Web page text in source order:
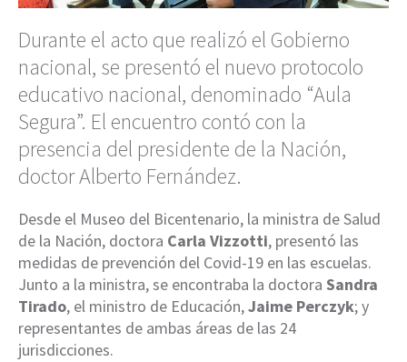
Durante el acto que realizó el Gobierno
nacional, se presentó el nuevo protocolo
educativo nacional, denominado “Aula
Segura”. El encuentro contó con la
presencia del presidente de la Nación,
doctor Alberto Fernández.
Desde el Museo del Bicentenario, la ministra de Salud
de la Nación, doctora Carla Vizzotti, presentó las
medidas de prevención del Covid-19 en las escuelas.
Junto a la ministra, se encontraba la doctora Sandra
Tirado, el ministro de Educación,Jaime Perczyk; y
representantes de ambas áreas de las 24
jurisdicciones.